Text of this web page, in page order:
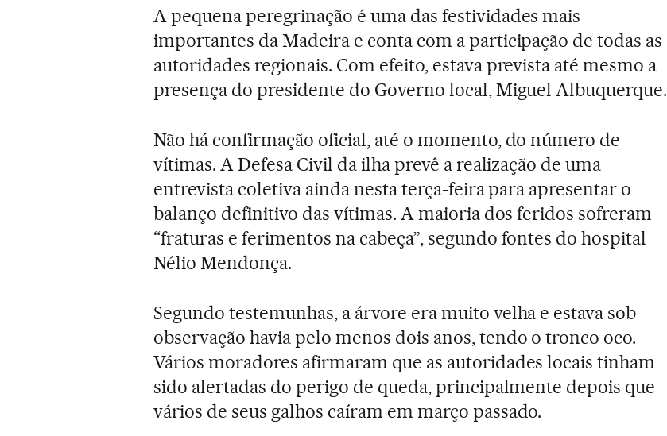
A pequena peregrinação é uma das festividades mais
importantes da Madeira e conta com a participação de todas as
autoridades regionais. Com efeito, estava prevista até mesmo a
presença do presidente do Governo local, Miguel Albuquerque.
Não há confirmação oficial, até o momento, do número de
vítimas. A Defesa Civil da ilha prevê a realização de uma
entrevista coletiva ainda nesta terça-feira para apresentar o
balanço definitivo das vítimas. A maioria dos feridos sofreram
“fraturas e ferimentos na cabeça”, segundo fontes do hospital
Nélio Mendonça.
Segundo testemunhas, a árvore era muito velha e estava sob
observação havia pelo menos dois anos, tendo o tronco oco.
Vários moradores afirmaram que as autoridades locais tinham
sido alertadas do perigo de queda, principalmente depois que
vários de seus galhos caíram em março passado.